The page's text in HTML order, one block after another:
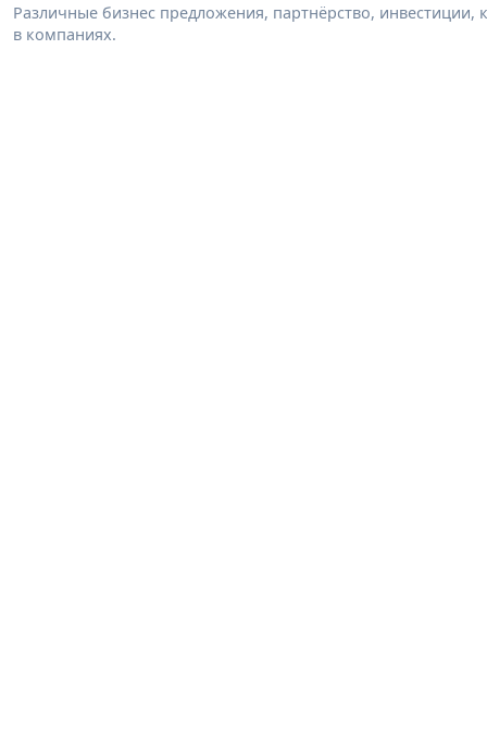
Различные бизнес предложения, партнёрство,
в компаниях.